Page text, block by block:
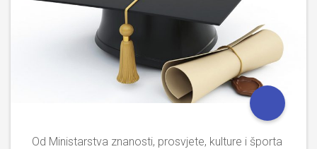
Od Ministarstva znanosti, prosvjete, kulture i športa